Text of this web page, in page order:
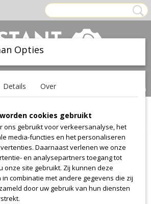
(0)
>Ground
Opties
Details Over
cookies gebruikt
ons gebruikt voor verkeersanalyse, het
media-functies en het personaliseren
Daarnaast verlenen we onze
en analysepartners toegang tot
onze site gebruikt. Zij kunnen deze
combinatie met andere gegevens die zij
door uw gebruik van hun diensten